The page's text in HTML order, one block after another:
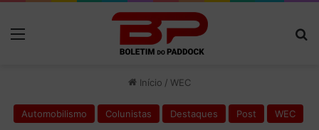
Início / WEC
Automobilismo Colunistas Destaques Post WEC